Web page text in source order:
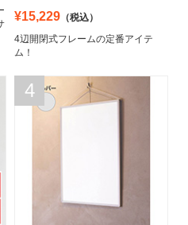
¥15,229 （税込）
4辺開閉式フレームの定番アイテ
ム！
4